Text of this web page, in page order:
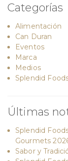
Categorías
Alimentación
Can Duran
Eventos
Marca
Medios
Splendid
Últimas
Splendid
Gourmets
Sabor y